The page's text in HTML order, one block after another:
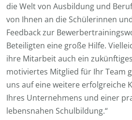
die Welt von Ausbildung und
von Ihnen an die Schülerinnen
Feedback zur
Beteiligten eine große Hilfe.
ihre Mitarbeit auch ein
motiviertes Mitglied für Ihr Team
uns auf eine weitere erfolgreiche
Ihres Unternehmens und einer
lebensnahen Schulbildung.“